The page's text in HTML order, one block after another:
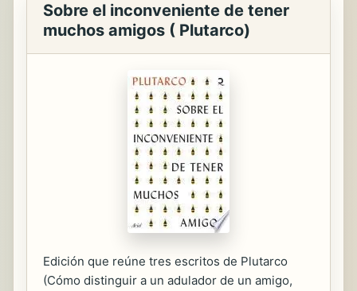
Sobre el inconveniente de tener
muchos amigos ( Plutarco)
Edición que reúne tres escritos de Plutarco
(Cómo distinguir a un adulador de un amigo,